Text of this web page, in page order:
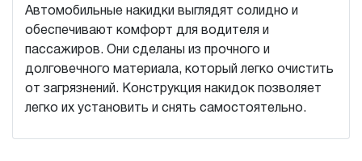
Автомобильные накидки выглядят солидно и
обеспечивают комфорт для водителя и
пассажиров. Они сделаны из прочного и
долговечного материала, который легко очистить
от загрязнений. Конструкция накидок позволяет
легко их установить и снять самостоятельно.